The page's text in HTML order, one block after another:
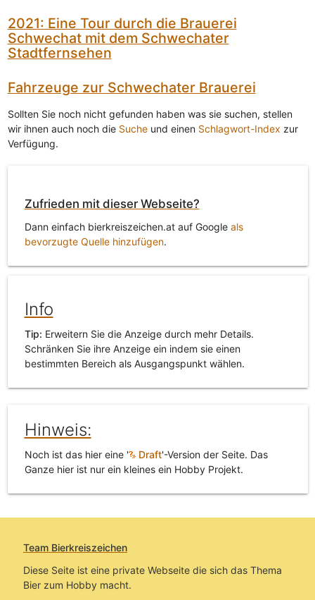
2021: Eine Tour durch die Brauerei
Schwechat mit dem Schwechater
Stadtfernsehen
Fahrzeuge zur Schwechater Brauerei
Sollten Sie noch nicht gefunden haben was sie suchen, stellen
wir ihnen auch noch die Sucheund einen Schlagwort-Index zur
Verfügung.
Zufrieden mit dieser Webseite?
Dann einfach bierkreiszeichen.at auf Google als
bevorzugte Quelle hinzufügen.
Info
Tip: Erweitern Sie die Anzeige durch mehr Details.
Schränken Sie ihre Anzeige ein indem sie einen
bestimmten Bereich als Ausgangspunkt wählen.
Hinweis:
Noch ist das hier eine ' Draft'-Version der Seite. Das
Ganze hier ist nur ein kleines ein Hobby Projekt.
Team Bierkreiszeichen
Diese Seite ist eine private Webseite die sich das Thema
Bier zum Hobby macht.